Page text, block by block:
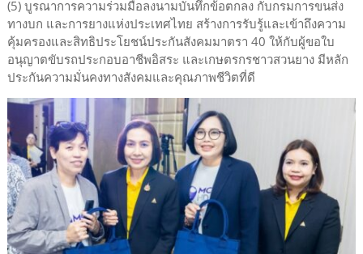
(5) บูรณาการความร่วมมือลงนามบันทึกข้อตกลง กับกรมการขนส่ง
ทางบก และการยางแห่งประเทศไทย สร้างการรับรู้และเข้าถึงความ
คุ้มครองและสิทธิประโยชน์ประกันสังคมมาตรา 40 ให้กับผู้ขอใบ
อนุญาตขับรถประกอบอาชีพอิสระ และเกษตรกรชาวสวนยาง มีหลัก
ประกันความมั่นคงทางสังคมและคุณภาพชีวิตที่ดี